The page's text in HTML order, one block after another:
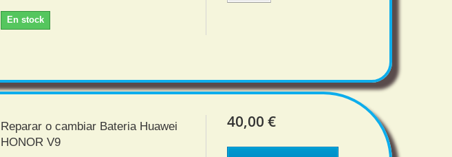
En stock
Reparar o cambiar Bateria Huawei
HONOR V9
40,00 €